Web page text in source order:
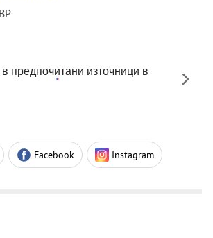
предпочитани източници в
Facebook Instagram